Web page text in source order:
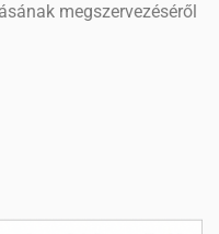
megszervezéséről